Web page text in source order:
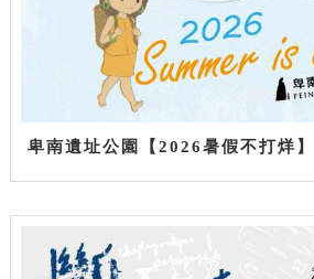
卑南遺址公園【2026暑假不打烊】